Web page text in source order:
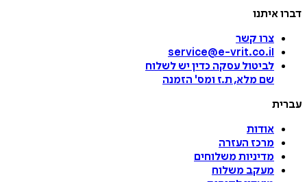
דברו איתנו
צרו קשר
service@e-vrit.co.il
לביטול עסקה כדין יש לשלוח
שם מלא, ת.ז ומס' הזמנה
עברית
אודות
מרכז העזרה
מדיניות משלוחים
מעקב משלוח